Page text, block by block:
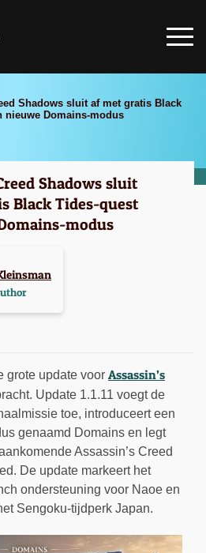
Shadows sluit af met gratis Black
nieuwe Domains-modus
Shadows sluit
Black Tides-quest
modus
grote update voor Assassin’s
Update 1.1.11 voegt de
toe, introduceert een
genaamd Domains en legt
Assassin’s Creed
De update markeert het
ondersteuning voor Naoe en
Sengoku-tijdperk Japan.